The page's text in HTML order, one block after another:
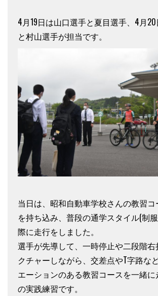
4月19日は山口選手と夏目選手、4月
と村山選手が担当です。
当日は、昭和自動車学校さんの教習
を持ち込み、普段の通学スタイル(制
際に走行をしました。
選手が先導して、一時停止や二段階右
クチャーしながら、交差点やT字路な
エーションのある教習コースを一緒
の実践練習です。